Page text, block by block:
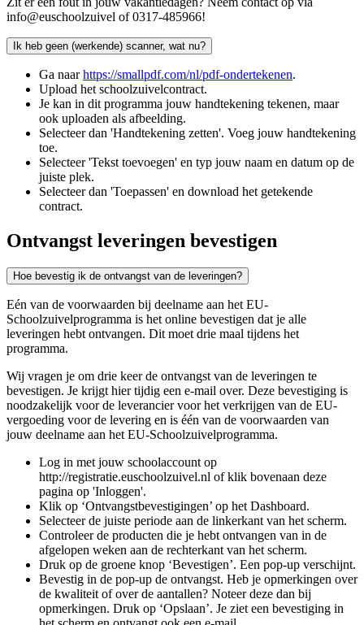
info@euschoolzuivel of 0317-485966!
Ik heb geen (werkende) scanner, wat nu?
Ga naarhttps://smallpdf.com/nl/pdf-ondertekenen.
Upload het schoolzuivelcontract.
Je kan in dit programma jouw handtekening tekenen, maar
ook uploaden als afbeelding.
Selecteer dan 'Handtekening zetten'. Voeg jouw handtekening
toe.
Selecteer 'Tekst toevoegen' en typ jouw naam en datum op de
juiste plek.
Selecteer dan 'Toepassen' en download het getekende
contract.
Ontvangst leveringen bevestigen
Hoe bevestig ik de ontvangst van de leveringen?
Eén van de voorwaarden bij deelname aan het EU-
Schoolzuivelprogramma is het online bevestigen dat je alle
leveringen hebt ontvangen. Dit moet drie maal tijdens het
programma.
Wij vragen je om drie keer de ontvangst van de leveringen te
bevestigen. Je krijgt hier tijdig een e-mail over. Deze bevestiging is
noodzakelijk voor de leverancier voor het verkrijgen van de EU-
vergoeding voor de levering en is één van de voorwaarden van
jouw deelname aan het EU-Schoolzuivelprogramma.
Log in met jouw schoolaccount op
http://registratie.euschoolzuivel.nl of klik bovenaan deze
pagina op 'Inloggen'.
Klik op ‘Ontvangstbevestigingen’ op het Dashboard.
Selecteer de juiste periode aan de linkerkant van het scherm.
Controleer de producten die je hebt ontvangen van in de
afgelopen weken aan de rechterkant van het scherm.
Druk op de groene knop ‘Bevestigen’. Een pop-up verschijnt.
Bevestig in de pop-up de ontvangst. Heb je opmerkingen over
de kwaliteit of over de aantallen? Noteer deze dan bij
opmerkingen. Druk op ‘Opslaan’. Je ziet een bevestiging in